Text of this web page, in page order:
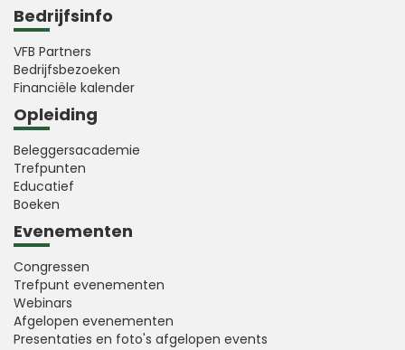
Bedrijfsinfo
VFB Partners
Bedrijfsbezoeken
Financiële kalender
Opleiding
Beleggersacademie
Trefpunten
Educatief
Boeken
Evenementen
Congressen
Trefpunt evenementen
Webinars
Afgelopen evenementen
Presentaties en foto's afgelopen events